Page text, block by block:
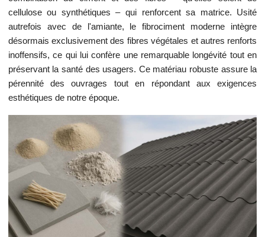
cellulose ou synthétiques – qui renforcent sa matrice. Usité
autrefois avec de l'amiante, le fibrociment moderne intègre
désormais exclusivement des fibres végétales et autres renforts
inoffensifs, ce qui lui confère une remarquable longévité tout en
préservant la santé des usagers. Ce matériau robuste assure la
pérennité des ouvrages tout en répondant aux exigences
esthétiques de notre époque.